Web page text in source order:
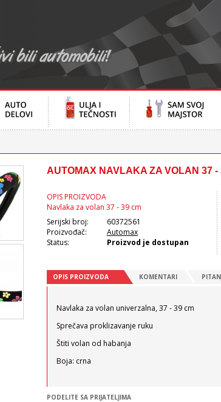
AUTOMAX NAVLAKA ZA VOLAN 37 -
OPIS PROIZVODA
Navlaka za volan 37 - 39 cm
Serijski broj:
60372561
Proizvođač:
Automax
Status:
Proizvod je dostupan
OPIS PROIZVODA KOMENTARI
Navlaka za volan univerzalna, 37 - 39 cm
Sprečava proklizavanje ruku
Štiti volan od habanja
Boja: crna
PODELITE SA PRIJATELJIMA